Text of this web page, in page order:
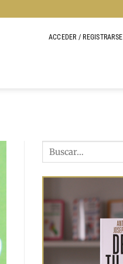
ACCEDER / REGISTRARSE